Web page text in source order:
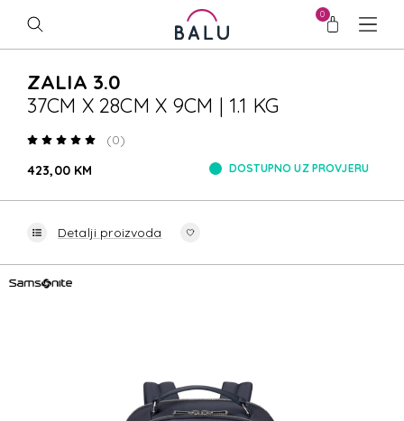
0
ZALIA 3.0
37CM X 28CM X 9CM | 1.1 KG
(0)
423,00 KM
DOSTUPNO UZ PROVJERU
Detalji proizvoda